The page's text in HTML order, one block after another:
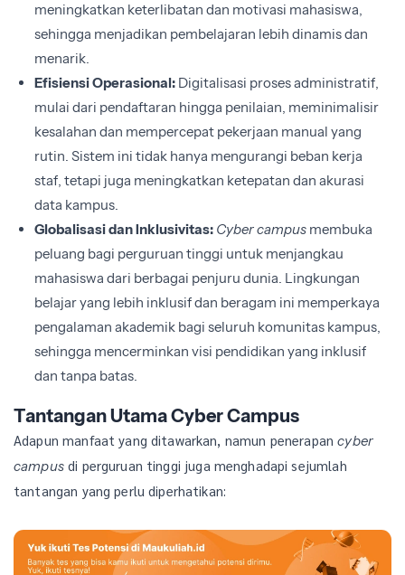
meningkatkan keterlibatan dan motivasi mahasiswa,
sehingga menjadikan pembelajaran lebih dinamis dan
menarik.
Efisiensi Operasional:Digitalisasi proses administratif,
mulai dari pendaftaran hingga penilaian, meminimalisir
kesalahan dan mempercepat pekerjaan manual yang
rutin. Sistem ini tidak hanya mengurangi beban kerja
staf, tetapi juga meningkatkan ketepatan dan akurasi
data kampus.
Globalisasi dan Inklusivitas: Cyber campusmembuka
peluang bagi perguruan tinggi untuk menjangkau
mahasiswa dari berbagai penjuru dunia. Lingkungan
belajar yang lebih inklusif dan beragam ini memperkaya
pengalaman akademik bagi seluruh komunitas kampus,
sehingga mencerminkan visi pendidikan yang inklusif
dan tanpa batas.
Tantangan Utama Cyber Campus
Adapun manfaat yang ditawarkan, namun penerapancyber
campusdi perguruan tinggi juga menghadapi sejumlah
tantangan yang perlu diperhatikan: